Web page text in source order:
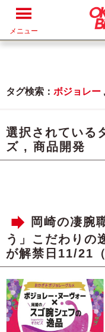
メニュー
タグ検索： ボジョレー ,
選択されている
ズ , 商品開発
岡崎の凄腕
う」こだわりの
が解禁日11/21